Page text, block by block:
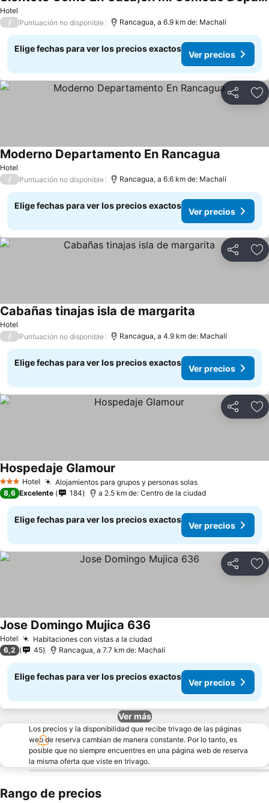
Hotel
Ver precios
/ Puntuación no disponible Rancagua, a 6.9 km de: Machalí
Elige fechas para ver los precios exactos
Ver precios
Compartir
Hotel
Moderno Departamento En Rancagua
/ Puntuación no disponible Rancagua, a 6.6 km de: Machalí
Elige fechas para ver los precios exactos
Ver precios
Compartir
Hotel
Cabañas tinajas isla de margarita
/ Puntuación no disponible Rancagua, a 4.9 km de: Machalí
Elige fechas para ver los precios exactos
Ver precios
Compartir
3 Estrellas
Hotel Alojamientos para grupos y personas solasVer precios
Hospedaje Glamour
8,6 Excelente 184 a 2.5 km de: Centro de la ciudad
Elige fechas para ver los precios exactos
Ver precios
Compartir
Hotel Habitaciones con vistas a la ciudadVer precios
Jose Domingo Mujica 636
6,2 45 Rancagua, a 7.7 km de: Machalí
Elige fechas para ver los precios exactos
Ver precios
Ver más
Los precios y la disponibilidad que recibe trivago de las páginas
web de reserva cambian de manera constante. Por lo tanto, es
posible que no siempre encuentres en una página web de reserva
la misma oferta que viste en trivago.
Rango de precios